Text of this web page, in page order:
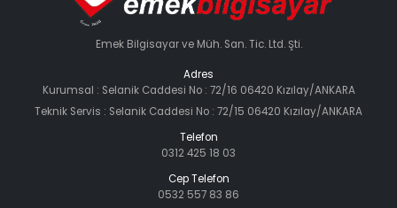
Emek Bilgisayar ve Müh. San. Tic. Ltd. Şti.
Adres
Kurumsal : Selanik Caddesi No : 72/16 06420 Kızılay/ANKARA
Teknik Servis : Selanik Caddesi No : 72/15 06420 Kızılay/ANKARA
Telefon
0312 425 18 03
Cep Telefon
0532 557 83 86